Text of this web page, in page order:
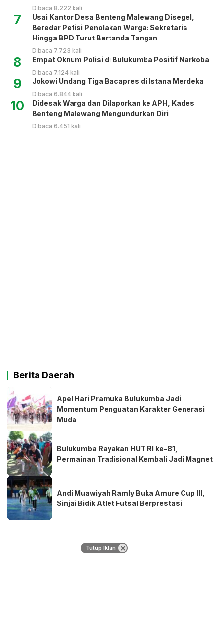
Dibaca 8.222 kali
7
Usai Kantor Desa Benteng Malewang Disegel,
Beredar Petisi Penolakan Warga: Sekretaris
Hingga BPD Turut Bertanda Tangan
Dibaca 7.723 kali
8 Empat Oknum Polisi di Bulukumba Positif Narkoba
Dibaca 7.124 kali
9 Jokowi Undang Tiga Bacapres di Istana Merdeka
Dibaca 6.844 kali
10
Didesak Warga dan Dilaporkan ke APH, Kades
Benteng Malewang Mengundurkan Diri
Dibaca 6.451 kali
Berita Daerah
Apel Hari Pramuka Bulukumba Jadi
Momentum Penguatan Karakter Generasi
Muda
Bulukumba Rayakan HUT RI ke-81,
Permainan Tradisional Kembali Jadi Magnet
Andi Muawiyah Ramly Buka Amure Cup III,
Sinjai Bidik Atlet Futsal Berprestasi
Tutup Iklan